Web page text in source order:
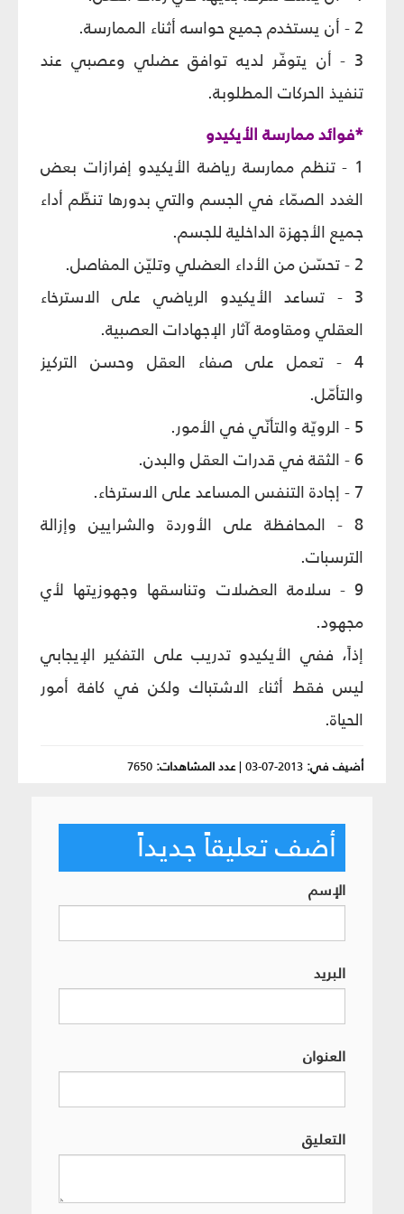
2 - أن يستخدم جميع حواسه أثناء الممارسة.
3 - أن يتوفّر لديه توافق عضلي وعصبي عند
تنفيذ الحركات المطلوبة.
*فوائد ممارسة الأيكيدو
1 - تنظم ممارسة رياضة الأيكيدو إفرازات بعض
الغدد الصمّاء في الجسم والتي بدورها تنظّم أداء
جميع الأجهزة الداخلية للجسم.
2 - تحسّن من الأداء العضلي وتليّن المفاصل.
3 - تساعد الأيكيدو الرياضي على الاسترخاء
العقلي ومقاومة آثار الإجهادات العصبية.
4 - تعمل على صفاء العقل وحسن التركيز
والتأمّل.
5 - الرويّة والتأنّي في الأمور.
6 - الثقة في قدرات العقل والبدن.
7 - إجادة التنفس المساعد على الاسترخاء.
8 - المحافظة على الأوردة والشرايين وإزالة
الترسبات.
9 - سلامة العضلات وتناسقها وجهوزيتها لأي
مجهود.
إذاً، ففي الأيكيدو تدريب على التفكير الإيجابي
ليس فقط أثناء الاشتباك ولكن في كافة أمور
الحياة.
أضيف في: 2013-07-03
|عدد المشاهدات: 7650
أضف تعليقاً جديداً
الإسم
البريد
العنوان
التعليق